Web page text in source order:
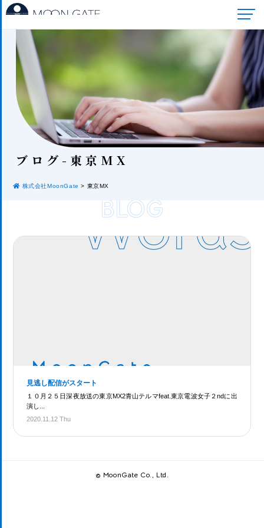
ブロ グ-東京MX
株式会社MoonGate > 東京MX
BLOG
見逃し配信がスタート
１０月２５日深夜放送の東京MX2青山テルマfeat.東京電波女子２ndに出
演し...
2020.11.12 Thu
© MoonGate Co., Ltd.